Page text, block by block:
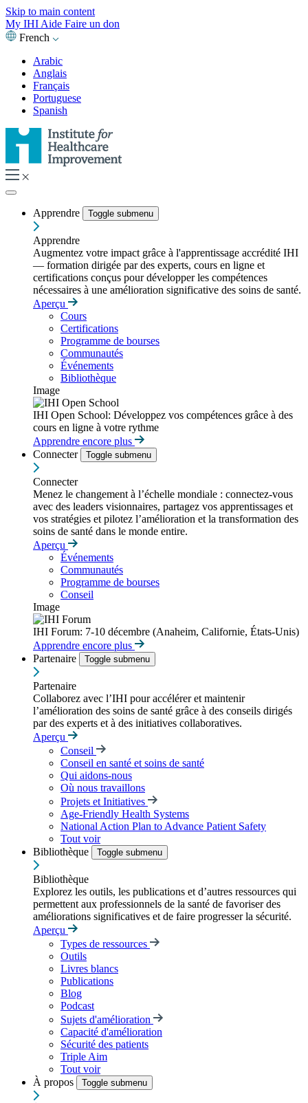
Skip to main content
My IHI Aide Faire un don
French
Arabic
Anglais
Français
Portuguese
Spanish
Apprendre Toggle submenu
Apprendre
Augmentez votre impact grâce à l'apprentissage accrédité IHI
— formation dirigée par des experts, cours en ligne et
certifications conçus pour développer les compétences
nécessaires à une amélioration significative des soins de santé.
Aperçu
Cours
Certifications
Programme de bourses
Communautés
Événements
Bibliothèque
Image
IHI Open School: Développez vos compétences grâce à des
cours en ligne à votre rythme
Apprendre encore plus
Connecter
Toggle submenu
Connecter
Menez le changement à l’échelle mondiale : connectez-vous
avec des leaders visionnaires, partagez vos apprentissages et
vos stratégies et pilotez l’amélioration et la transformation des
soins de santé dans le monde entire.
Aperçu
Événements
Communautés
Programme de bourses
Conseil
Image
IHI Forum: 7-10 décembre (Anaheim, Californie, États-Unis)
Apprendre encore plus
Partenaire
Toggle submenu
Partenaire
Collaborez avec l’IHI pour accélérer et maintenir
l’amélioration des soins de santé grâce à des conseils dirigés
par des experts et à des initiatives collaboratives.
Aperçu
Conseil
Conseil en santé et soins de santé
Qui aidons-nous
Où nous travaillons
Projets et Initiatives
Age-Friendly Health Systems
National Action Plan to Advance Patient Safety
Tout voir
Bibliothèque
Toggle submenu
Bibliothèque
Explorez les outils, les publications et d’autres ressources qui
permettent aux professionnels de la santé de favoriser des
améliorations significatives et de faire progresser la sécurité.
Aperçu
Types de ressources
Outils
Livres blancs
Publications
Blog
Podcast
Sujets d'amélioration
Capacité d'amélioration
Sécurité des patients
Triple Aim
Tout voir
À propos
Toggle submenu